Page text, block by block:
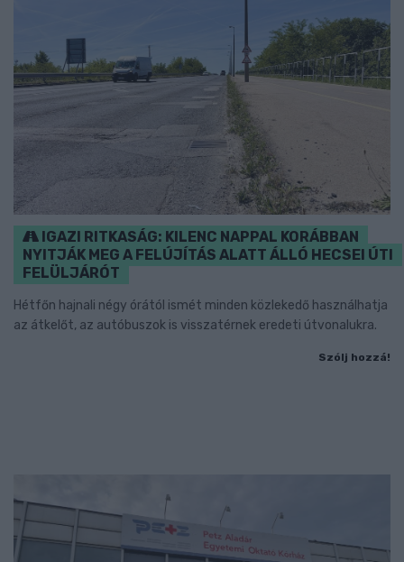
IGAZI RITKASÁG: KILENC NAPPAL KORÁBBAN
NYITJÁK MEG A FELÚJÍTÁS ALATT ÁLLÓ HECSEI ÚTI
FELÜLJÁRÓT
Hétfőn hajnali négy órától ismét minden közlekedő használhatja
az átkelőt, az autóbuszok is visszatérnek eredeti útvonalukra.
Szólj hozzá!